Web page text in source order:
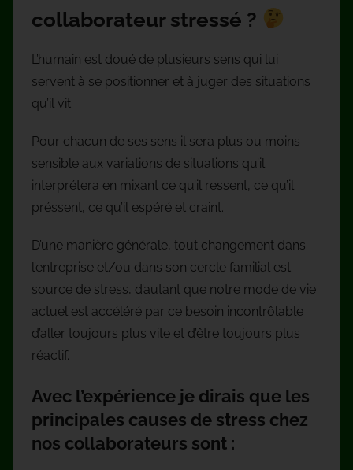
collaborateur stressé ?
L’humain est doué de plusieurs sens qui lui
servent à se positionner et à juger des situations
qu’il vit.
Pour chacun de ses sens il sera plus ou moins
sensible aux variations de situations qu’il
interprétera en mixant ce qu’il ressent, ce qu’il
préssent, ce qu’il espéré et craint.
D’une manière générale, tout changement dans
l’entreprise et/ou dans son cercle familial est
source de stress, d’autant que notre mode de vie
actuel est accéléré par ce besoin incontrôlable
d’aller toujours plus vite et d’être toujours plus
réactif.
Avec l’expérience je dirais que les
principales causes de stress chez
nos collaborateurs sont :